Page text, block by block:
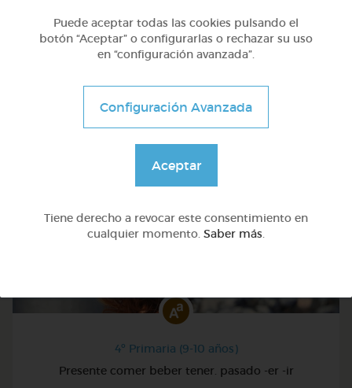
4º Primaria (9-10 años)
Verbos -ir y oficios
@Webparaelespanol
4º Primaria (9-10 años)
Presente comer beber tener. pasado -er -ir
Puede aceptar todas las cookies pulsando el
botón “Aceptar” o configurarlas o rechazar su uso
en “configuración avanzada”.
Configuración Avanzada
Aceptar
Tiene derecho a revocar este consentimiento en
cualquier momento. Saber más.